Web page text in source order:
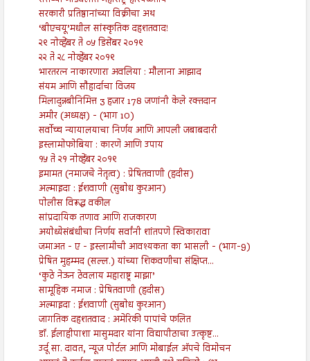
सरकारी प्रतिष्ठानांच्या विक्रीचा अथ
‘बीएचयू’मधील सांस्कृतिक दहशतवाद!
२९ नोव्हेंबर ते ०५ डिसेंबर २०१९
२२ ते २८ नोव्हेंबर २०१९
भारतरत्न नाकारणारा अवलिया : मौलाना आझाद
संयम आणि सौहार्दाचा विजय
मिलादुन्नबीनिमित्त 3 हजार 178 जणांनी केले रक्तदान
अमीर (अध्यक्ष) - (भाग 10)
सर्वोच्च न्यायालयाचा निर्णय आणि आपली जबाबदारी
इस्लामोफोबिया : कारणे आणि उपाय
१५ ते २१ नोव्हेंबर २०१९
इमामत (नमाजचे नेतृत्व) : प्रेषितवाणी (हदीस)
अल्माइदा : ईशवाणी (सुबोध कुरआन)
पोलीस विरूद्ध वकील
सांप्रदायिक तणाव आणि राजकारण
अयोध्येसंबंधीचा निर्णय सर्वांनी शांतपणे स्विकारावा
जमाअत - ए - इस्लामीची आवश्यकता का भासली - (भाग-9)
प्रेषित मुहम्मद (सल्ल.) यांच्या शिकवणीचा संक्षिप्त...
‘कुठे नेऊन ठेवलाय महाराष्ट्र माझा’
सामूहिक नमाज : प्रेषितवाणी (हदीस)
अल्माइदा : ईशवाणी (सुबोध कुरआन)
जागतिक दहशतवाद : अमेरिकी पापांचे फलित
डॉ. ईलाहीपाशा मासुमदार यांना विद्यापीठाचा उत्कृष्ट...
उर्दू सा. दावत, न्यूज पोर्टल आणि मोबाईल अ‍ॅपचे विमोचन